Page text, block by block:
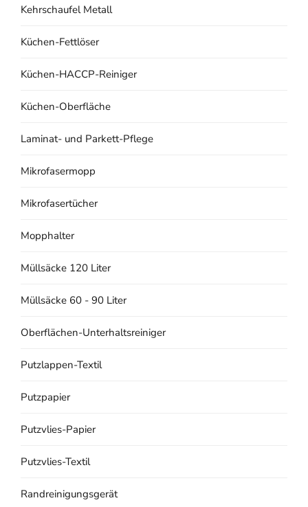
Kehrschaufel Metall
Küchen-Fettlöser
Küchen-HACCP-Reiniger
Küchen-Oberfläche
Laminat- und Parkett-Pflege
Mikrofasermopp
Mikrofasertücher
Mopphalter
Müllsäcke 120 Liter
Müllsäcke 60 - 90 Liter
Oberflächen-Unterhaltsreiniger
Putzlappen-Textil
Putzpapier
Putzvlies-Papier
Putzvlies-Textil
Randreinigungsgerät